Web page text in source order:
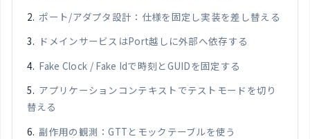
ポート/アダプタ設計：仕様を固定し実装を差し替える
ドメインサービスはPort越しに外部へ依存する
Fake Clock / Fake Idで時刻とGUIDを固定する
アプリケーションコンテキストでテストモードを切り
替える
副作用の観測：GTTとモックテーブルを使う